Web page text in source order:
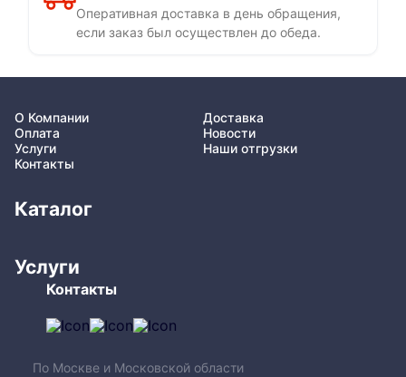
Оперативная доставка в день обращения,
если заказ был осуществлен до обеда.
О Компании
Доставка
Оплата
Новости
Услуги
Наши отгрузки
Контакты
Каталог
Услуги
Контакты
По Москве и Московской области